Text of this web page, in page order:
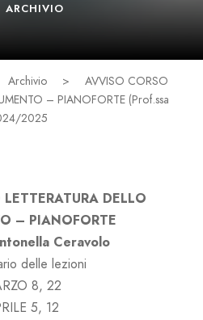
ARCHIVIO
Archivio >
AVVISO CORSO
– PIANOFORTE (Prof.ssa
2025
DELLO
– PIANOFORTE
Ceravolo
delle lezioni
8, 22
5, 12